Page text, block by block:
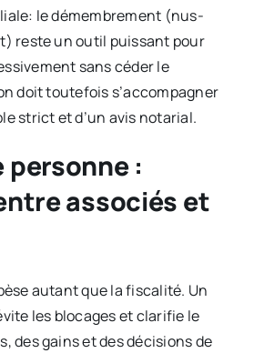
le démembrement (nus-
reste un outil puissant pour
sans céder le
doit toutefois s’accompagner
strict et d’un avis notarial.
:
associés et
autant que la fiscalité. Un
les blocages et clarifie le
des gains et des décisions de